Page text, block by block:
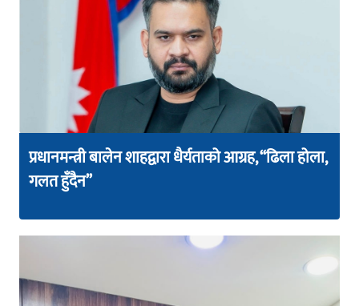
प्रधानमन्त्री बालेन शाहद्वारा धैर्यताको आग्रह, “ढिला होला,
गलत हुँदैन”